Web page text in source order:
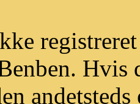
Hvis